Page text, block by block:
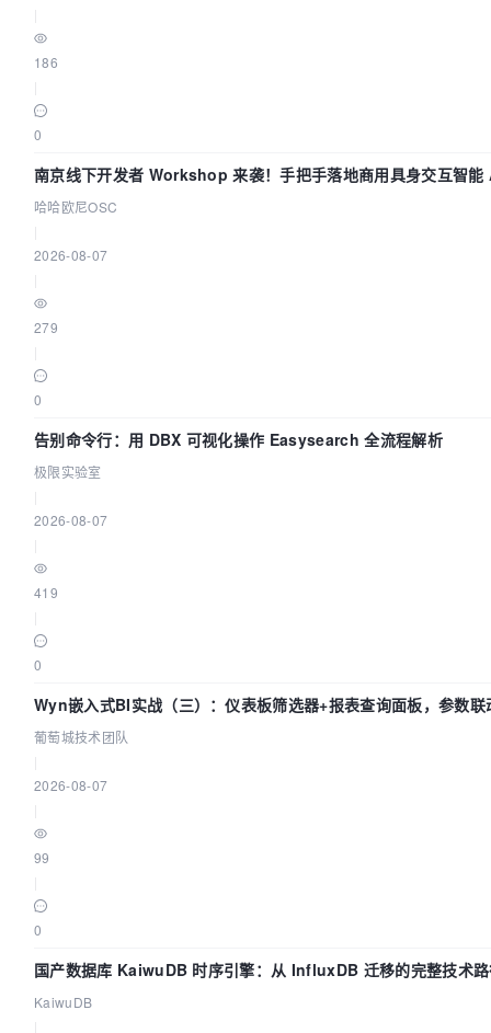
186
0
南京线下开发者 Workshop 来袭！手把手落地商用具身交互智
哈哈欧尼OSC
2026-08-07
279
0
告别命令行：用 DBX 可视化操作 Easysearch 全流程解析
极限实验室
2026-08-07
419
0
Wyn嵌入式BI实战（三）：仪表板筛选器+报表查询面板，参数联
葡萄城技术团队
2026-08-07
99
0
国产数据库 KaiwuDB 时序引擎：从 InfluxDB 迁移的完整技术
KaiwuDB